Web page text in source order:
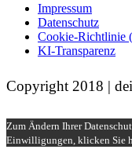
Impressum
Datenschutz
Cookie-Richtlinie
KI-Transparenz
Copyright 2018 |
Zum Ändern Ihrer
Einwilligungen, klicken Sie